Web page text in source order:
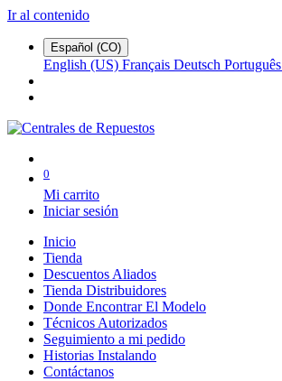
Ir al contenido
Español (CO)
English (US) Français Deutsch Português
0
Mi carrito
Iniciar sesión
Inicio
Tienda
Descuentos Aliados
Tienda Distribuidores
Donde Encontrar El Modelo
Técnicos Autorizados
Seguimiento a mi pedido
Historias Instalando
Contáctanos